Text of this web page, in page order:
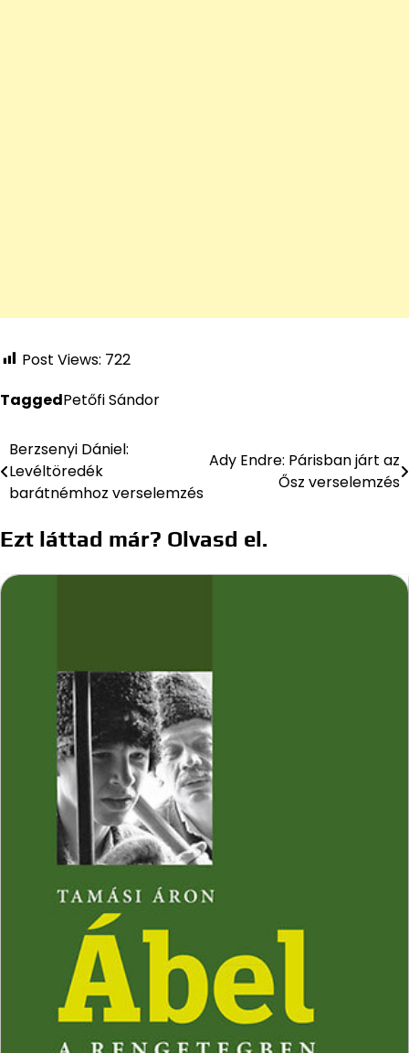
Post Views: 722
TaggedPetőfi Sándor
Bejegyzés
navigáció
Berzsenyi Dániel:
Levéltöredék
barátnémhoz verselemzés
Ady Endre: Párisban járt az
Ősz verselemzés
Ezt láttad már? Olvasd el.